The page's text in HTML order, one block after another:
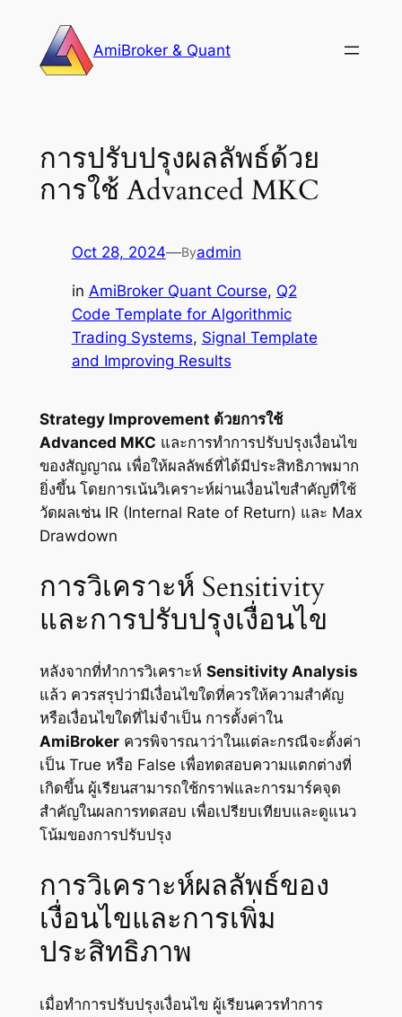
content
AmiBroker & Quant
การปรับปรุงผลลัพธ์ด้วย
การใช้ Advanced MKC
Oct 28, 2024—Byadmin
in AmiBroker Quant Course, Q2
Code Template for Algorithmic
Trading Systems, Signal Template
and Improving Results
Strategy Improvement ด้วยการใช้
Advanced MKC และการทำการปรับปรุงเงื่อนไข
ของสัญญาณ เพื่อให้ผลลัพธ์ที่ได้มีประสิทธิภาพมาก
ยิ่งขึ้น โดยการเน้นวิเคราะห์ผ่านเงื่อนไขสำคัญที่ใช้
วัดผลเช่น IR (Internal Rate of Return) และ Max
Drawdown
การวิเคราะห์ Sensitivity
และการปรับปรุงเงื่อนไข
หลังจากที่ทำการวิเคราะห์ Sensitivity Analysis
แล้ว ควรสรุปว่ามีเงื่อนไขใดที่ควรให้ความสำคัญ
หรือเงื่อนไขใดที่ไม่จำเป็น การตั้งค่าใน
AmiBrokerควรพิจารณาว่าในแต่ละกรณีจะตั้งค่า
เป็น True หรือ False เพื่อทดสอบความแตกต่างที่
เกิดขึ้น ผู้เรียนสามารถใช้กราฟและการมาร์คจุด
สำคัญในผลการทดสอบ เพื่อเปรียบเทียบและดูแนว
โน้มของการปรับปรุง
การวิเคราะห์ผลลัพธ์ของ
เงื่อนไขและการเพิ่ม
ประสิทธิภาพ
เมื่อทำการปรับปรุงเงื่อนไข ผู้เรียนควรทำการ